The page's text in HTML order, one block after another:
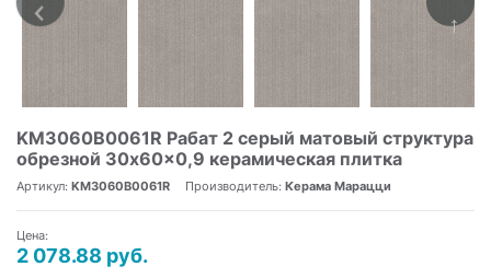
KM3060B0061R Рабат 2 серый матовый структура
обрезной 30x60x0,9 керамическая плитка
Артикул: KM3060B0061R Производитель: Керама Марацци
Цена:
2 078.88 руб.